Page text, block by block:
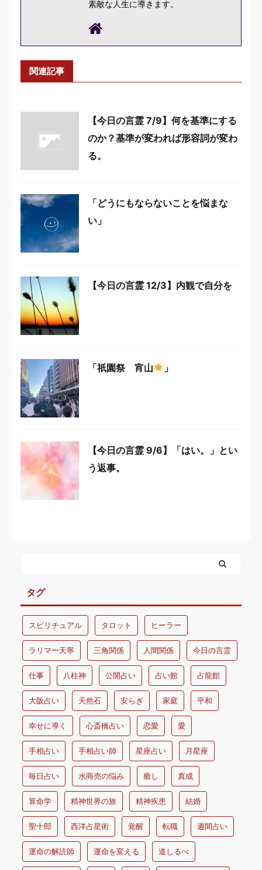
素敵な人生に導きます。
関連記事
【今日の言霊 7/9】何を基準にする
のか？基準が変われば形容詞が変わ
る。
「どうにもならないことを悩まな
い」
【今日の言霊 12/3】内観で自分を
「祇園祭 宵山 」
【今日の言霊 9/6】「はい。」とい
う返事。
タグ
スピリチュアル タロット ヒーラー
ラリマー天寧 三角関係 人間関係 今日の言霊
仕事 八柱神 公開占い 占い館 占龍館
大阪占い 天然石 安らぎ 家庭 平和
幸せに導く 心斎橋占い 恋愛 愛
手相占い 手相占い師 星座占い 月星座
毎日占い 水商売の悩み 癒し 真成
算命学 精神世界の旅 精神疾患 結婚
聖十郎 西洋占星術 覚醒 転職 週間占い
運命の解読師 運命を変える 道しるべ